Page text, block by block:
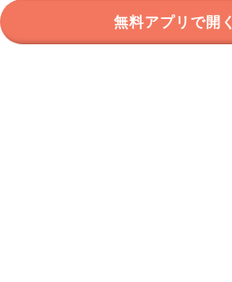
無料アプリで開く